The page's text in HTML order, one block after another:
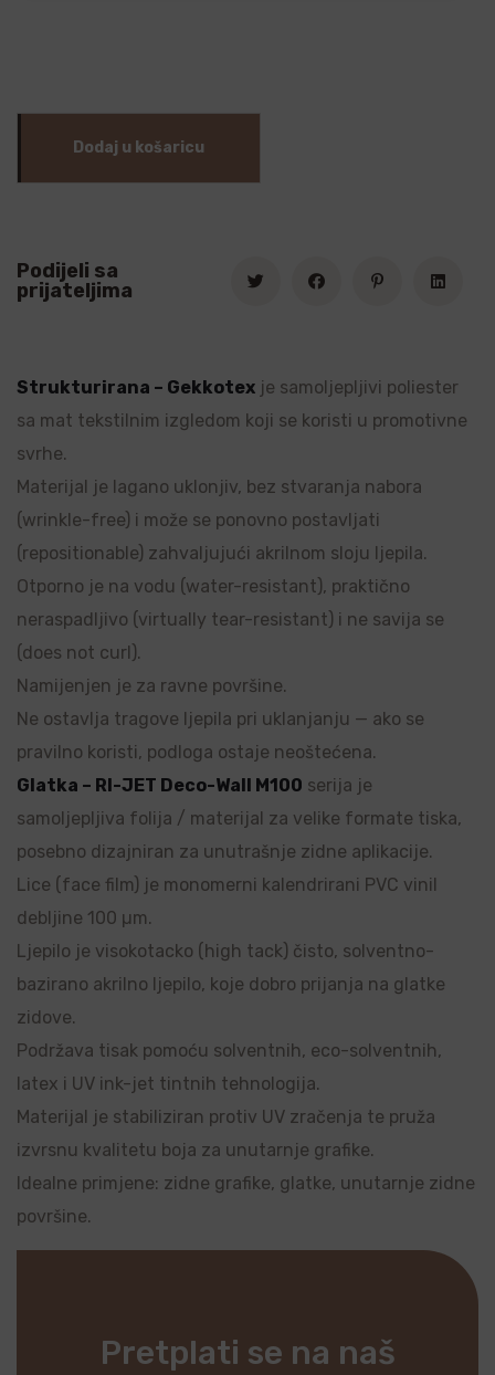
Dodaj u košaricu
Podijeli sa
prijateljima
Strukturirana – Gekkotex je samoljepljivi poliester
sa mat tekstilnim izgledom koji se koristi u promotivne
svrhe.
Materijal je lagano uklonjiv, bez stvaranja nabora
(wrinkle-free) i može se ponovno postavljati
(repositionable) zahvaljujući akrilnom sloju ljepila.
Otporno je na vodu (water-resistant), praktično
neraspadljivo (virtually tear-resistant) i ne savija se
(does not curl).
Namijenjen je za ravne površine.
Ne ostavlja tragove ljepila pri uklanjanju — ako se
pravilno koristi, podloga ostaje neoštećena.
Glatka – RI-JET Deco-Wall M100 serija je
samoljepljiva folija / materijal za velike formate tiska,
posebno dizajniran za unutrašnje zidne aplikacije.
Lice (face film) je monomerni kalendrirani PVC vinil
debljine 100 µm.
Ljepilo je visokotacko (high tack) čisto, solventno-
bazirano akrilno ljepilo, koje dobro prijanja na glatke
zidove.
Podržava tisak pomoću solventnih, eco-solventnih,
latex i UV ink-jet tintnih tehnologija.
Materijal je stabiliziran protiv UV zračenja te pruža
izvrsnu kvalitetu boja za unutarnje grafike.
Idealne primjene: zidne grafike, glatke, unutarnje zidne
površine.
Pretplati se na naš